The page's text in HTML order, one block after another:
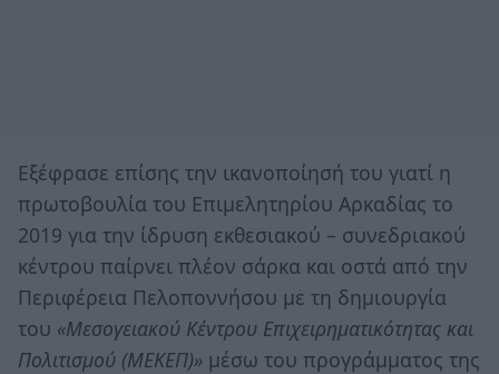
Εξέφρασε επίσης την ικανοποίησή του γιατί η
πρωτοβουλία του Επιμελητηρίου Αρκαδίας το
2019 για την ίδρυση εκθεσιακού – συνεδριακού
κέντρου παίρνει πλέον σάρκα και οστά από την
Περιφέρεια Πελοποννήσου με τη δημιουργία
του «Μεσογειακού Κέντρου Επιχειρηματικότητας και
Πολιτισμού (ΜΕΚΕΠ)» μέσω του προγράμματος της